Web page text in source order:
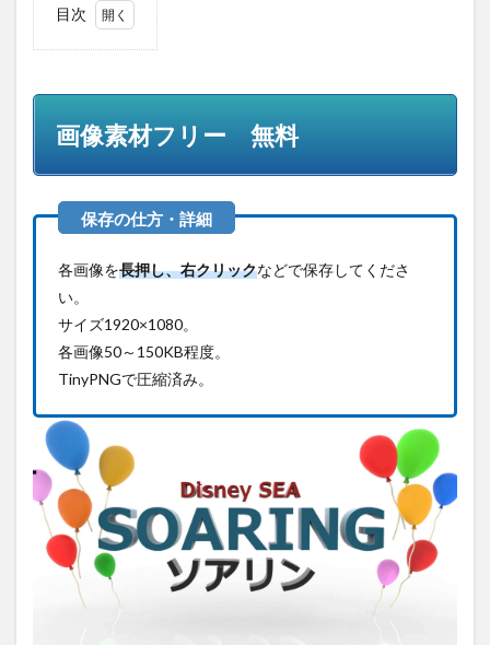
目次
ー
無料
1.1
商用
利用
可・
ジッ
ト表
記不
要
2
事項
関連
記事
4
お役
に立
ちま
画像素材フリー 無料
各画像を長押し、右クリックなどで保存してくださ
い。
サイズ1920×1080。
各画像50～150KB程度。
TinyPNGで圧縮済み。